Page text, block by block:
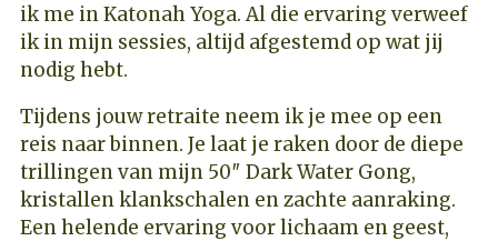
ik me in Katonah Yoga. Al die ervaring verweef
ik in mijn sessies, altijd afgestemd op wat jij
nodig hebt.
Tijdens jouw retraite neem ik je mee op een
reis naar binnen. Je laat je raken door de diepe
trillingen van mijn 50″ Dark Water Gong,
kristallen klankschalen en zachte aanraking.
Een helende ervaring voor lichaam en geest,